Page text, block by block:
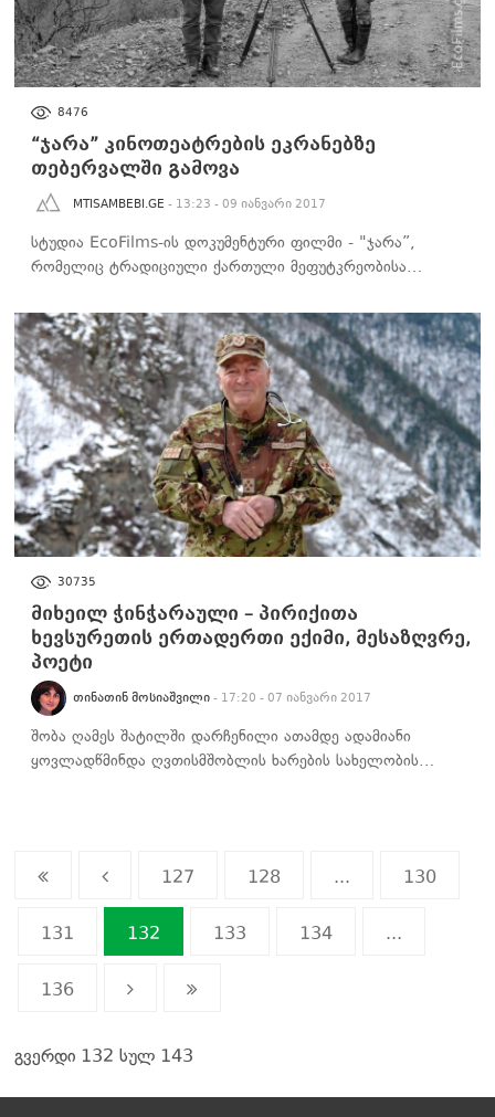
8476
“ჯარა” კინოთეატრების ეკრანებზე
თებერვალში გამოვა
MTISAMBEBI.GE - 13:23 - 09 იანვარი 2017
სტუდია EcoFilms-ის დოკუმენტური ფილმი - "ჯარა”,
რომელიც ტრადიციული ქართული მეფუტკრეობისა…
30735
მიხეილ ჭინჭარაული – პირიქითა
ხევსურეთის ერთადერთი ექიმი, მესაზღვრე,
პოეტი
ᲗᲘᲜᲐᲗᲘᲜ ᲛᲝᲡᲘᲐᲨᲕᲘᲚᲘ - 17:20 - 07 იანვარი 2017
შობა ღამეს შატილში დარჩენილი ათამდე ადამიანი
ყოვლადწმინდა ღვთისმშობლის ხარების სახელობის…
127 128 ... 130
131 132 133 134 ...
136
გვერდი 132 სულ 143